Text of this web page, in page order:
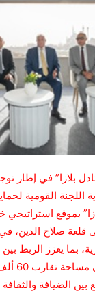
بلازا” في إطار توجه
اللجنة القومية
بموقع استراتيجي
قلعة صلاح الدين،
بما يعزز الربط
•
الضيافة والثقافة